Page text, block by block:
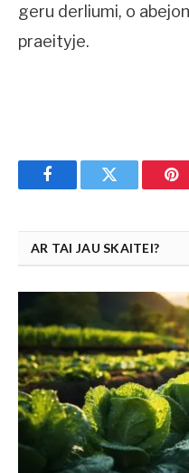
geru derliumi, o
praeityje.
FacebookTwitter
AR TAI JAU SKAITEI?